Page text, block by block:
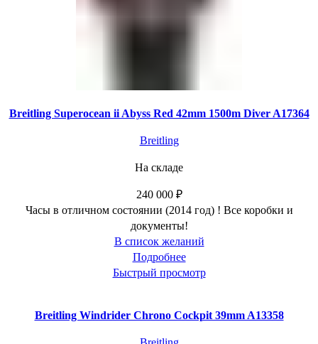
Breitling Superocean ii Abyss Red 42mm 1500m Diver A17364
Breitling
На складе
240 000 ₽
Часы в отличном состоянии (2014 год) ! Все коробки и
документы!
В список желаний
Подробнее
Быстрый просмотр
Breitling Windrider Chrono Cockpit 39mm A13358